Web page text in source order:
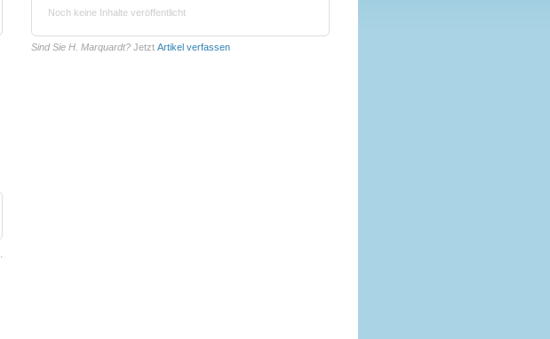
.
Noch keine Inhalte veröffentlicht
Sind Sie H. Marquardt? Jetzt Artikel verfassen